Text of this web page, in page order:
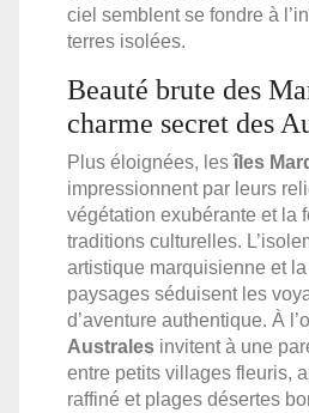
ciel semblent se fondre à
terres isolées.
Beauté brute des
charme secret des
Plus éloignées, lesîles
impressionnent par leurs
végétation exubérante et la
traditions culturelles.
artistique marquisienne et
paysages séduisent les
d’aventure authentique. À
Australes invitent à une
entre petits villages fleuris,
raffiné et plages désertes